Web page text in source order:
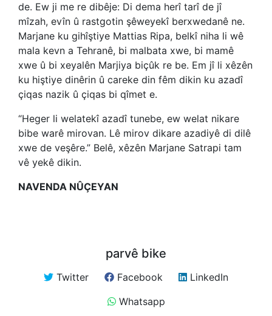
de. Ew ji me re dibêje: Di dema herî tarî de jî
mîzah, evîn û rastgotin şêweyekî berxwedanê ne.
Marjane ku gihîştiye Mattias Ripa, belkî niha li wê
mala kevn a Tehranê, bi malbata xwe, bi mamê
xwe û bi xeyalên Marjiya biçûk re be. Em jî li xêzên
ku hiştiye dinêrin û careke din fêm dikin ku azadî
çiqas nazik û çiqas bi qîmet e.
“Heger li welatekî azadî tunebe, ew welat nikare
bibe warê mirovan. Lê mirov dikare azadiyê di dilê
xwe de veşêre.” Belê, xêzên Marjane Satrapi tam
vê yekê dikin.
NAVENDA NÛÇEYAN
parvê bike
Twitter Facebook
LinkedIn
Whatsapp